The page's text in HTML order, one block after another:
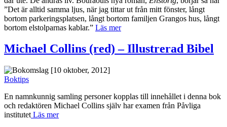
”Det är alltid samma ljus, när jag tittar ut från mitt fönster, långt
bortom parkeringsplatsen, långt bortom familjen Grangos hus, långt
bortom elstolparnas kablar.” Läs mer
Michael Collins (red) – Illustrerad Bibel
[10 oktober, 2012]
Boktips
En namnkunnig samling personer kopplas till innehållet i denna bok
och redaktören Michael Collins själv har examen från Påvliga
institutet Läs mer